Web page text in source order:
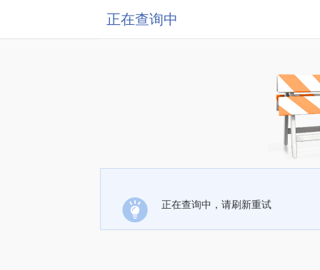
正在查询中
正在查询中，请刷新重试